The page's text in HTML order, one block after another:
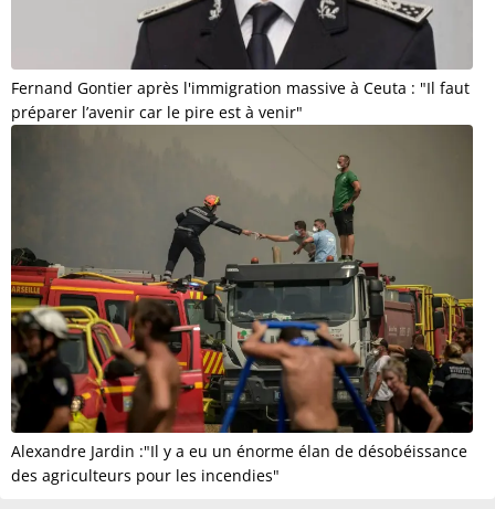
Fernand Gontier après l'immigration massive à Ceuta : "Il faut
préparer l’avenir car le pire est à venir"
Alexandre Jardin :"Il y a eu un énorme élan de désobéissance
des agriculteurs pour les incendies"